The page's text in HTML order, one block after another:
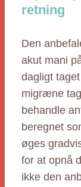
retning
Den
akut mani
dagligt
migræne
behandle
beregnet
øges
for at opnå
ikke den